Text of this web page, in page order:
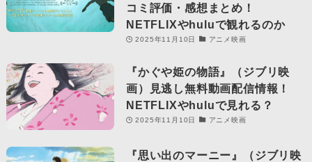
コミ評価・感想まとめ！
NETFLIXやhuluで観れるのか
2025年11月10日 アニメ映画
『かぐや姫の物語』（ジブリ映
画）見逃し無料動画配信情報！
NETFLIXやhuluで見れる？
2025年11月10日 アニメ映画
『思い出のマーニー』（ジブリ映